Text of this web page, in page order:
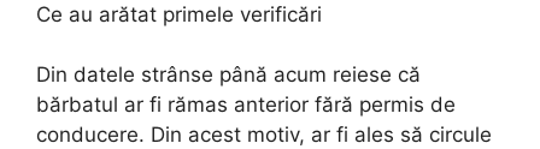
Ce au arătat primele verificări
Din datele strânse până acum reiese că
bărbatul ar fi rămas anterior fără permis de
conducere. Din acest motiv, ar fi ales să circule